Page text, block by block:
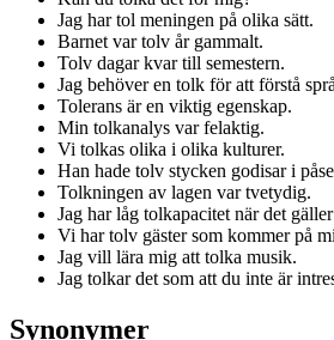
Jag har tol meningen på olika sätt.
Barnet var tolv år gammalt.
Tolv dagar kvar till semestern.
Jag behöver en tolk för att förstå
Tolerans är en viktig egenskap.
Min tolkanalys var felaktig.
Vi tolkas olika i olika kulturer.
Han hade tolv stycken godisar i
Tolkningen av lagen var tvetydig.
Jag har låg tolkapacitet när det
Vi har tolv gäster som kommer på
Jag vill lära mig att tolka musik.
Jag tolkar det som att du inte är
Synonymer